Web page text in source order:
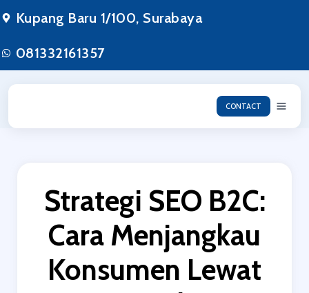
ke
konten
Kupang Baru 1/100, Surabaya
081332161357
CONTACT
Strategi SEO B2C:
Cara Menjangkau
Konsumen Lewat